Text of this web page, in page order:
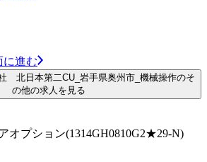
に進む
北日本第二CU_岩手県奥州市_機械操作のそ
の他の求人を見る
オプション(1314GH0810G2★29-N)